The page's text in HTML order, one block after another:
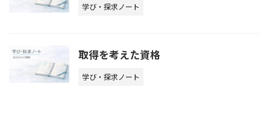
学び・探求ノート
取得を考えた資格
学び・探求ノート